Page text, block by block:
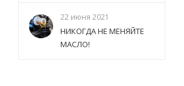
22 июня 2021
НИКОГДА НЕ МЕНЯЙТЕ
МАСЛО!